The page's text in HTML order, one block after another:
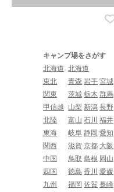
キャンプ場をさがす
北海道 北海道
東北
青森 岩手 宮城
関東
茨城 栃木 群馬
甲信越
山梨 新潟 長野
北陸
富山 石川 福井
東海
岐阜 静岡 愛知
関西
滋賀 京都 大阪
中国
鳥取 島根 岡山
四国
徳島 香川 愛媛
九州
福岡 佐賀 長崎